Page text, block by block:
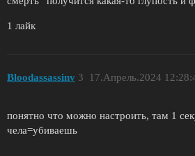
1 лайк
Bloodassassinv 17.Апрель.2024
3
понятно что можно настроить, там 1
чела=убиваешь